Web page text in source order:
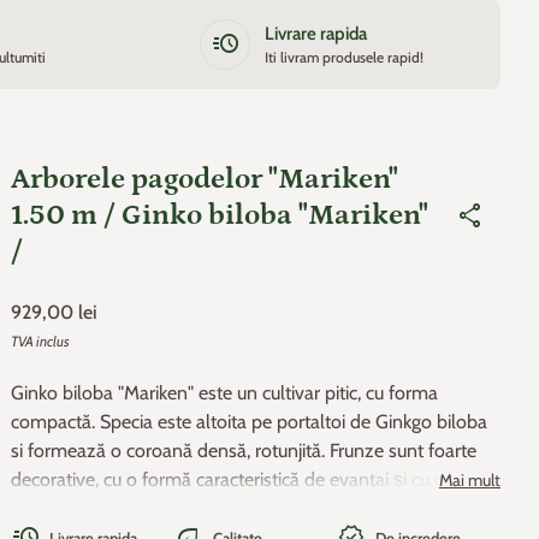
acute Livrare rapida
Iti livram produsele rapid!
Arborele pagodelor "Mariken"
1.50 m / Ginko biloba "Mariken"
/
share
Pret de baza
929,00 lei
TVA inclus
Ginko biloba "Mariken" este un cultivar pitic, cu forma
compactă. Specia este altoita pe portaltoi de Ginkgo biloba
si formează o coroană densă, rotunjită. Frunze sunt foarte
decorative, cu o formă caracteristică de evantai și cu o incizie
Mai mult